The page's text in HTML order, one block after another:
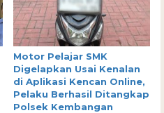
Motor Pelajar SMK
Digelapkan Usai Kenalan
di Aplikasi Kencan Online,
Pelaku Berhasil Ditangkap
Polsek Kembangan